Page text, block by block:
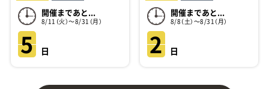
開催まであと...
8/11（火）～8/31（月）
5 日
開催まであと...
8/8（土）～8/31（月）
2 日